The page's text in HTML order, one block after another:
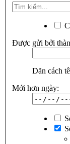
Được gửi bởi
Dãn cách
Mới hơn ngày: